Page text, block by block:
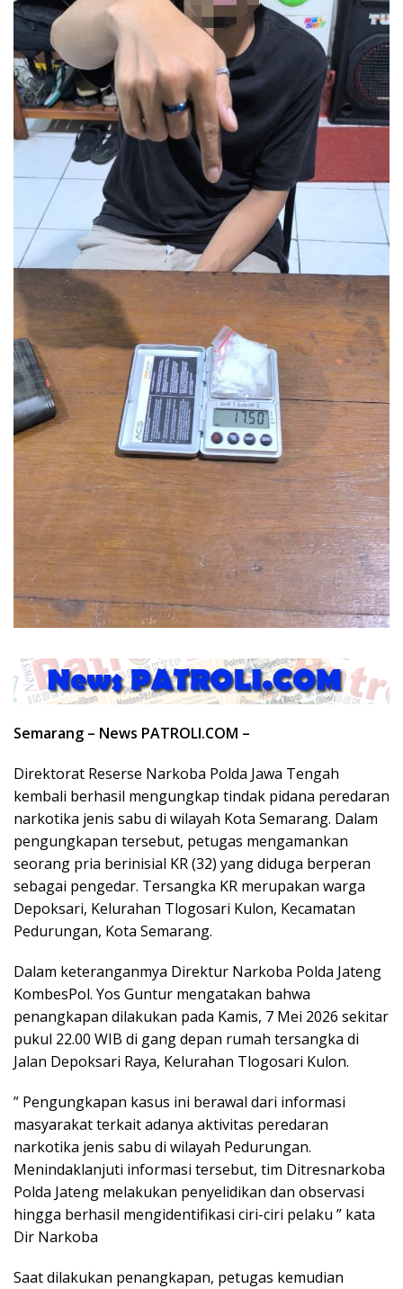
Semarang – News PATROLI.COM –
Direktorat Reserse Narkoba Polda Jawa Tengah
kembali berhasil mengungkap tindak pidana peredaran
narkotika jenis sabu di wilayah Kota Semarang. Dalam
pengungkapan tersebut, petugas mengamankan
seorang pria berinisial KR (32) yang diduga berperan
sebagai pengedar. Tersangka KR merupakan warga
Depoksari, Kelurahan Tlogosari Kulon, Kecamatan
Pedurungan, Kota Semarang.
Dalam keteranganmya Direktur Narkoba Polda Jateng
KombesPol. Yos Guntur mengatakan bahwa
penangkapan dilakukan pada Kamis, 7 Mei 2026 sekitar
pukul 22.00 WIB di gang depan rumah tersangka di
Jalan Depoksari Raya, Kelurahan Tlogosari Kulon.
” Pengungkapan kasus ini berawal dari informasi
masyarakat terkait adanya aktivitas peredaran
narkotika jenis sabu di wilayah Pedurungan.
Menindaklanjuti informasi tersebut, tim Ditresnarkoba
Polda Jateng melakukan penyelidikan dan observasi
hingga berhasil mengidentifikasi ciri-ciri pelaku ” kata
Dir Narkoba
Saat dilakukan penangkapan, petugas kemudian